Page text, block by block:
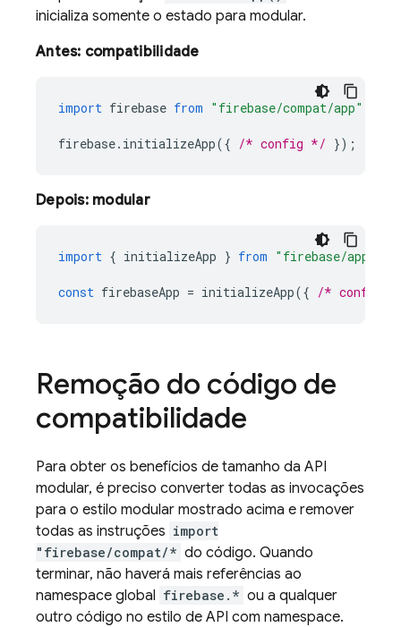
inicializa somente o estado para modular.
Antes: compatibilidade
import firebase from "firebase/compat/app"
firebase. initializeApp({ /* config */ });
Depois: modular
import { initializeApp } from "firebase/app"
const firebaseApp = initializeApp({ /* config
Remoção do código de
compatibilidade
Para obter os benefícios de tamanho da API
modular, é preciso converter todas as invocações
para o estilo modular mostrado acima e remover
todas as instruções import
"firebase/compat/* do código. Quando
terminar, não haverá mais referências ao
namespace global firebase.* ou a qualquer
outro código no estilo de API com namespace.